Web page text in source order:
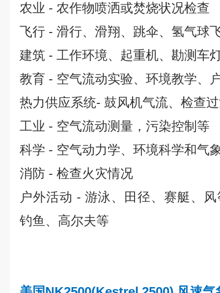
农业 - 农作物喷洒或焚烧状况检查
飞行 - 滑行、滑翔、跳伞、氢气球
建筑 - 工作环境、起重机、勘测车
教育 - 空气流动实验、环境教学、
热力供应系统- 鼓风机气流、检查
工业 - 空气流动测量，污染控制等
科学 - 空气动力学、环境科学和气
消防 - 检查火灾情况
户外活动 - 游泳、田径、赛艇、
钓鱼、高尔夫等